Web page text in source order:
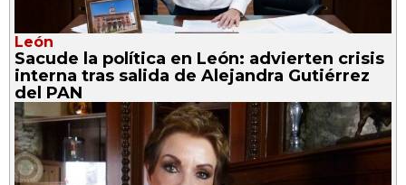
León
Sacude la política en León: advierten crisis
interna tras salida de Alejandra Gutiérrez
del PAN